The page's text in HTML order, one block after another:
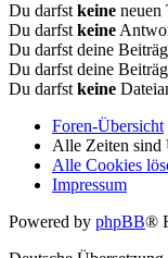
Du darfst keine neuen
Du darfst keine
Du darfst deine
Du darfst deine
Du darfst keine
Foren-Übersicht
Alle Zeiten sind
Alle Cookies
Impressum
Powered by phpBB®